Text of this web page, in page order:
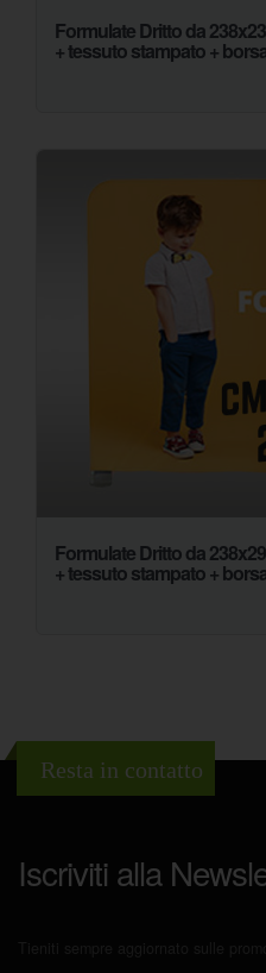
Formulate Dritto da
+ tessuto stampato +
Formulate Dritto da
+ tessuto stampato +
Resta in contatto
Iscriviti alla